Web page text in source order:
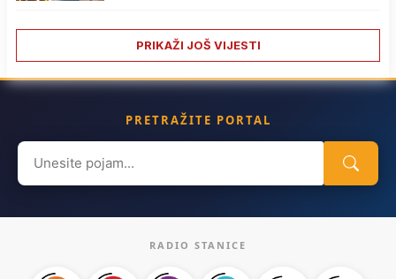
PRIKAŽI JOŠ VIJESTI
PRETRAŽITE PORTAL
Search
for:
RADIO STANICE